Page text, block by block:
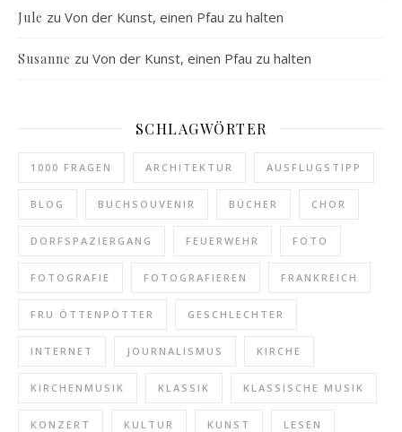
Jule zu Von der Kunst, einen Pfau zu halten
Susanne zu Von der Kunst, einen Pfau zu halten
SCHLAGWÖRTER
1000 FRAGEN ARCHITEKTUR AUSFLUGSTIPP
BLOG BUCHSOUVENIR BÜCHER CHOR
DORFSPAZIERGANG FEUERWEHR FOTO
FOTOGRAFIE FOTOGRAFIEREN FRANKREICH
FRU ÖTTENPÖTTER GESCHLECHTER
INTERNET JOURNALISMUS KIRCHE
KIRCHENMUSIK KLASSIK KLASSISCHE MUSIK
KONZERT KULTUR KUNST LESEN